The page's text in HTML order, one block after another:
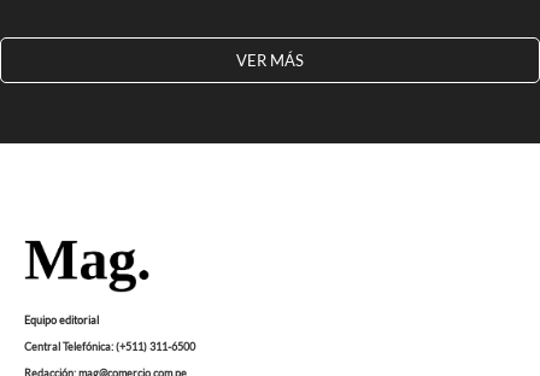
VER MÁS
Equipo editorial
Central Telefónica: (+511) 311-6500
Redacción: mag@comercio.com.pe